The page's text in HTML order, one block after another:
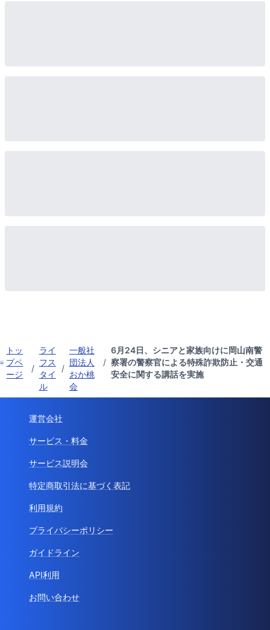
トッ
プペ
ージ
/
ライ
フス
タイ
ル
/
一般社
団法人
おか桃
会
/
6月24日、シニアと家族向けに岡山南警
察署の警察官による特殊詐欺防止・交通
安全に関する講話を実施
運営会社
サービス・料金
サービス説明会
特定商取引法に基づく表記
利用規約
プライバシーポリシー
ガイドライン
API利用
お問い合わせ